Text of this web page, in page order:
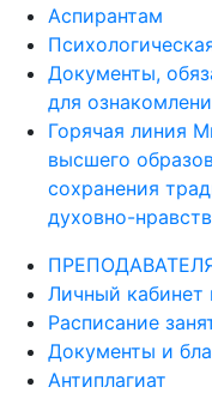
Аспирантам
Документы,
для
Горячая линия
высшего
сохранения
духовно-
Личный кабинет
Расписание
Документы и
Антиплагиат